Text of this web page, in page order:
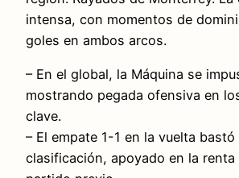
intensa, con momentos de
goles en ambos arcos.
– En el global, la Máquina se
mostrando pegada ofensiva en
clave.
– El empate 1-1 en la vuelta bastó
clasificación, apoyado en la renta